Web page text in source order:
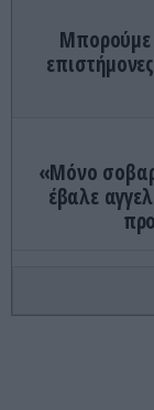
Μπορούμε
«Μόνο
έβαλε
Τα 600